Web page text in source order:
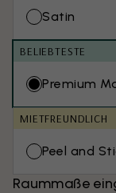
Satin
BELIEBTESTE
Premium
MIETFREUNDLICH
Peel and
Raummaße